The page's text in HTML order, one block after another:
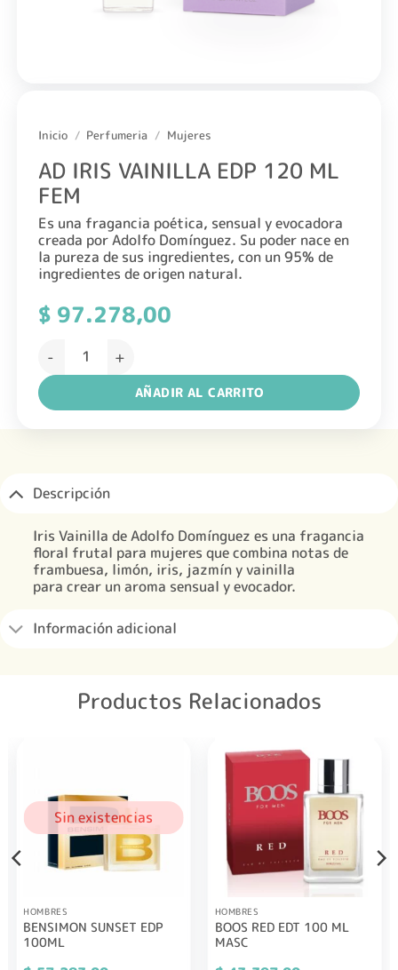
Inicio / Perfumeria / Mujeres
AD IRIS VAINILLA EDP 120 ML
FEM
Es una fragancia poética, sensual y evocadora
creada por Adolfo Domínguez. Su poder nace en
la pureza de sus ingredientes, con un 95% de
ingredientes de origen natural.
$97.278,00
AD IRIS VAINILLA EDP 120 ML FEM cantidad
AÑADIR AL CARRITO
Descripción
Iris Vainilla de Adolfo Domínguez es una fragancia
floral frutal para mujeres que combina notas de
frambuesa, limón, iris, jazmín y vainilla
para crear un aroma sensual y evocador.
Información adicional
Productos Relacionados
Sin existencias
HOMBRES
BENSIMON SUNSET EDP
100ML
HOMBRES
BOOS RED EDT 100 ML
MASC